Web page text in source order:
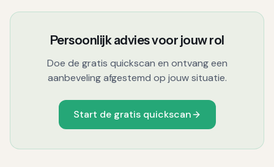
Persoonlijk advies voor jouw rol
Doe de gratis quickscan en ontvang een
aanbeveling afgestemd op jouw situatie.
Start de gratis quickscan